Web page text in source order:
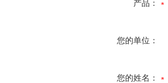
产品：
您的单位：
您的姓名：